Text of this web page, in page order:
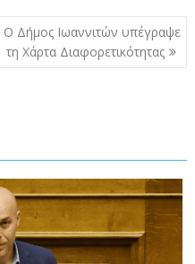
Ο Δήμος Ιωαννιτών υπέγραψε
τη Χάρτα Διαφορετικότητας